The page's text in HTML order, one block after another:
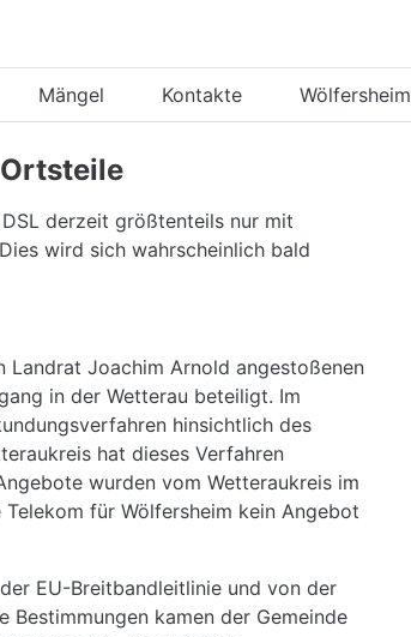
Mängel Kontakte Wölfersheim
derzeit größtenteils nur mit
wird sich wahrscheinlich bald
Landrat Joachim Arnold angestoßenen
in der Wetterau beteiligt. Im
hinsichtlich des
hat dieses Verfahren
wurden vom Wetteraukreis im
für Wölfersheim kein Angebot
EU-Breitbandleitlinie und von der
kamen der Gemeinde